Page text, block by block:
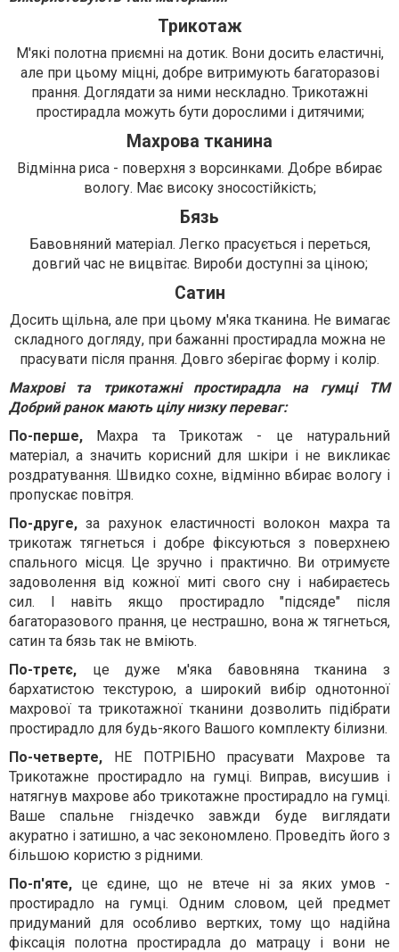
Трикотаж
М'які полотна приємні на дотик. Вони досить еластичні,
але при цьому міцні, добре витримують багаторазові
прання. Доглядати за ними нескладно. Трикотажні
простирадла можуть бути дорослими і дитячими;
Махрова тканина
Відмінна риса - поверхня з ворсинками. Добре вбирає
вологу. Має високу зносостійкість;
Бязь
Бавовняний матеріал. Легко прасується і переться,
довгий час не вицвітає. Вироби доступні за ціною;
Сатин
Досить щільна, але при цьому м'яка тканина. Не вимагає
складного догляду, при бажанні простирадла можна не
прасувати після прання. Довго зберігає форму і колір.
Махрові та трикотажні простирадла на гумці ТМ
Добрий ранок мають цілу низку переваг:
По-перше, Махра та Трикотаж - це натуральний
матеріал, а значить корисний для шкіри і не викликає
роздратування. Швидко сохне, відмінно вбирає вологу і
пропускає повітря.
По-друге, за рахунок еластичності волокон махра та
трикотаж тягнеться і добре фіксуються з поверхнею
спального місця. Це зручно і практично. Ви отримуєте
задоволення від кожної миті свого сну і набираєтесь
сил. І навіть якщо простирадло "підсяде" після
багаторазового прання, це нестрашно, вона ж тягнеться,
сатин та бязь так не вміють.
По-третє, це дуже м'яка бавовняна тканина з
бархатистою текстурою, а широкий вибір однотонної
махрової та трикотажної тканини дозволить підібрати
простирадло для будь-якого Вашого комплекту білизни.
По-четверте, НЕ ПОТРІБНО прасувати Махрове та
Трикотажне простирадло на гумці. Виправ, висушив і
натягнув махрове або трикотажне простирадло на гумці.
Ваше спальне гніздечко завжди буде виглядати
акуратно і затишно, а час зекономлено. Проведіть його з
більшою користю з рідними.
По-п'яте, це єдине, що не втече ні за яких умов -
простирадло на гумці. Одним словом, цей предмет
придуманий для особливо вертких, тому що надійна
фіксація полотна простирадла до матрацу і вони не